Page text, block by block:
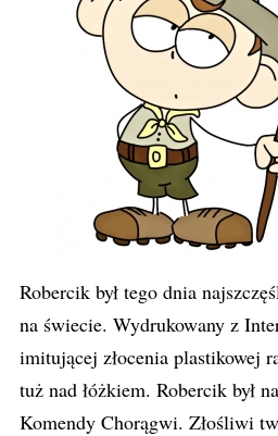
Robercik był tego dnia
na świecie. Wydrukowany z
imitującej złocenia plastikowej
tuż nad łóżkiem. Robercik był
Komendy Chorągwi. Złośliwi